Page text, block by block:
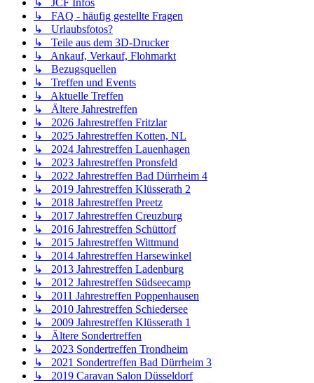
↳ JCF Infos
↳ FAQ - häufig gestellte Fragen
↳ Urlaubsfotos?
↳ Teile aus dem 3D-Drucker
↳ Ankauf, Verkauf, Flohmarkt
↳ Bezugsquellen
↳ Treffen und Events
↳ Aktuelle Treffen
↳ Ältere Jahrestreffen
↳ 2026 Jahrestreffen Fritzlar
↳ 2025 Jahrestreffen Kotten, NL
↳ 2024 Jahrestreffen Lauenhagen
↳ 2023 Jahrestreffen Pronsfeld
↳ 2022 Jahrestreffen Bad Dürrheim 4
↳ 2019 Jahrestreffen Klüsserath 2
↳ 2018 Jahrestreffen Preetz
↳ 2017 Jahrestreffen Creuzburg
↳ 2016 Jahrestreffen Schüttorf
↳ 2015 Jahrestreffen Wittmund
↳ 2014 Jahrestreffen Harsewinkel
↳ 2013 Jahrestreffen Ladenburg
↳ 2012 Jahrestreffen Südseecamp
↳ 2011 Jahrestreffen Poppenhausen
↳ 2010 Jahrestreffen Schiedersee
↳ 2009 Jahrestreffen Klüsserath 1
↳ Ältere Sondertreffen
↳ 2023 Sondertreffen Trondheim
↳ 2021 Sondertreffen Bad Dürrheim 3
↳ 2019 Caravan Salon Düsseldorf